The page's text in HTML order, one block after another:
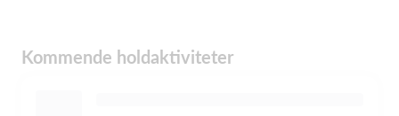
Kommende holdaktiviteter